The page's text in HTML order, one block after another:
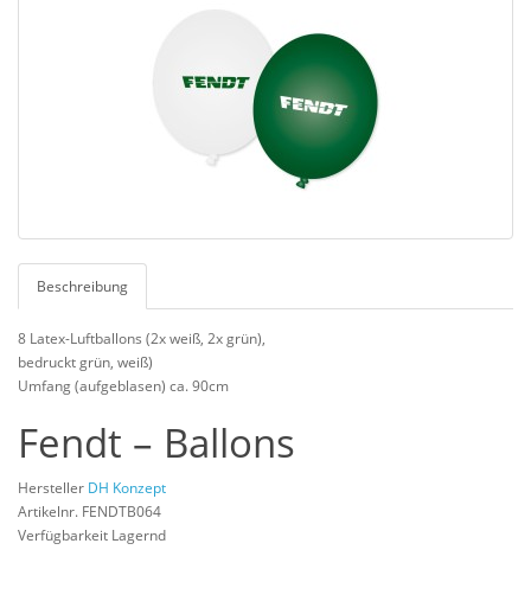
Beschreibung
8 Latex-Luftballons (2x weiß, 2x grün),
bedruckt grün, weiß)
Umfang (aufgeblasen) ca. 90cm
Fendt – Ballons
Hersteller DH Konzept
Artikelnr. FENDTB064
Verfügbarkeit Lagernd